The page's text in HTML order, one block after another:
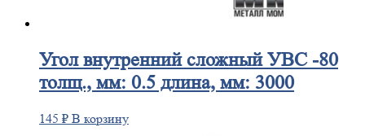
Уголвнутренний сложный УВС -80
толщ., мм: 0.5 длина, мм: 3000
145 ₽ В корзину